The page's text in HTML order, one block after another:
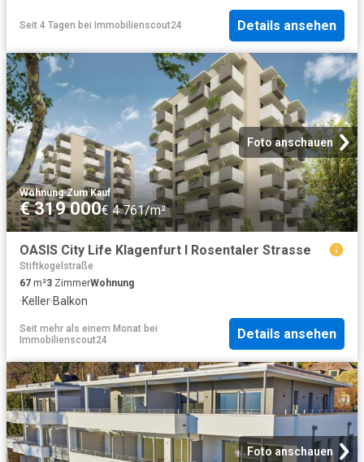
Seit 4 Tagen bei Immobilienscout24 Details ansehen
Foto anschauen
Wohnung·Zum Kauf
€ 319 000€ 4 761/m²
OASIS City Life Klagenfurt I Rosentaler Strasse
Stiftkogelstraße
67 m²3 ZimmerWohnung
·Keller·Balkon
Seit mehr als einem Monat bei
Immobilienscout24
Details ansehen
Foto anschauen